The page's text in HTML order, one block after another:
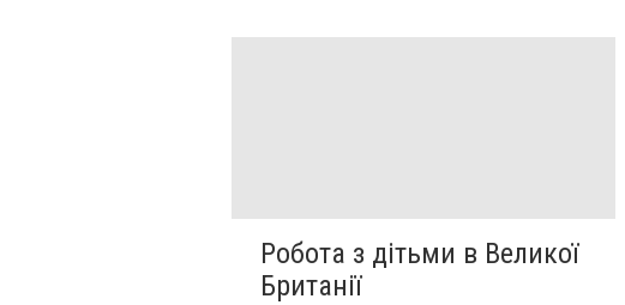
Робота з дітьми в Великої
Британії